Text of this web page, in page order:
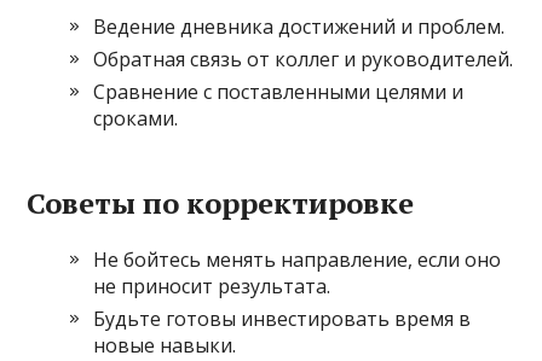
Ведение дневника достижений и проблем.
Обратная связь от коллег и руководителей.
Сравнение с поставленными целями и
сроками.
Советы по корректировке
Не бойтесь менять направление, если оно
не приносит результата.
Будьте готовы инвестировать время в
новые навыки.